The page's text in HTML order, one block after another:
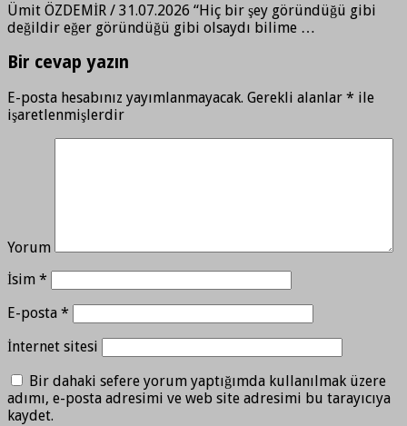
Ümit ÖZDEMİR / 31.07.2026 “Hiç bir şey göründüğü gibi
değildir eğer göründüğü gibi olsaydı bilime …
Bir cevap yazın
E-posta hesabınız yayımlanmayacak. Gerekli alanlar * ile
işaretlenmişlerdir
Yorum
İsim *
E-posta *
İnternet sitesi
Bir dahaki sefere yorum yaptığımda kullanılmak üzere
adımı, e-posta adresimi ve web site adresimi bu tarayıcıya
kaydet.